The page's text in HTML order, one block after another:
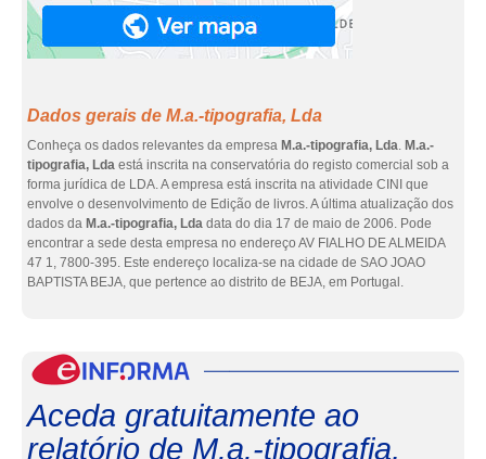
Dados gerais de M.a.-tipografia, Lda
Conheça os dados relevantes da empresa M.a.-tipografia, Lda. M.a.-
tipografia, Lda está inscrita na conservatória do registo comercial sob a
forma jurídica de LDA. A empresa está inscrita na atividade CINI que
envolve o desenvolvimento de Edição de livros. A última atualização dos
dados da M.a.-tipografia, Lda data do dia 17 de maio de 2006. Pode
encontrar a sede desta empresa no endereço AV FIALHO DE ALMEIDA
47 1, 7800-395. Este endereço localiza-se na cidade de SAO JOAO
BAPTISTA BEJA, que pertence ao distrito de BEJA, em Portugal.
Aceda gratuitamente ao
relatório de M.a.-tipografia,